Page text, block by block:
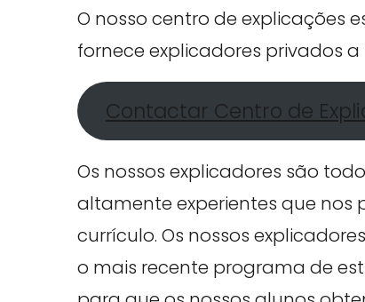
O nosso centro de explicações
fornece explicadores privados
Contactar Centro de
Os nossos explicadores são
altamente experientes que nos
currículo. Os nossos
o mais recente programa de